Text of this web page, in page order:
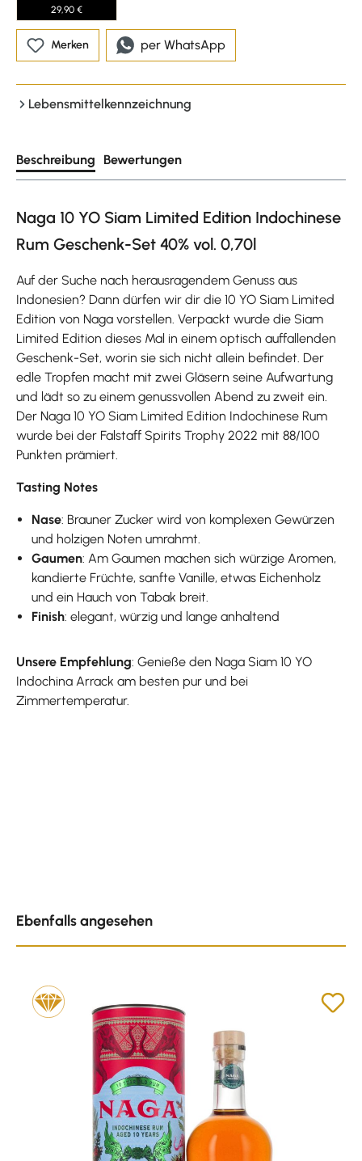
29,90 €
Merken per WhatsApp
Lebensmittelkennzeichnung
Beschreibung Bewertungen
Naga 10 YO Siam Limited Edition Indochinese
Rum Geschenk-Set 40% vol. 0,70l
Auf der Suche nach herausragendem Genuss aus
Indonesien? Dann dürfen wir dir die 10 YO Siam Limited
Edition von Naga vorstellen. Verpackt wurde die Siam
Limited Edition dieses Mal in einem optisch auffallenden
Geschenk-Set, worin sie sich nicht allein befindet. Der
edle Tropfen macht mit zwei Gläsern seine Aufwartung
und lädt so zu einem genussvollen Abend zu zweit ein.
Der Naga 10 YO Siam Limited Edition Indochinese Rum
wurde bei der Falstaff Spirits Trophy 2022 mit 88/100
Punkten prämiert.
Tasting Notes
Nase: Brauner Zucker wird von komplexen Gewürzen
und holzigen Noten umrahmt.
Gaumen: Am Gaumen machen sich würzige Aromen,
kandierte Früchte, sanfte Vanille, etwas Eichenholz
und ein Hauch von Tabak breit.
Finish: elegant, würzig und lange anhaltend
Unsere Empfehlung: Genieße den Naga Siam 10 YO
Indochina Arrack am besten pur und bei
Zimmertemperatur.
Ebenfalls angesehen